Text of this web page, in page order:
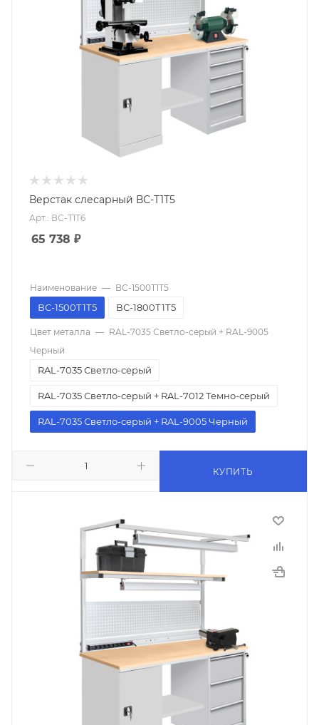
Верстак слесарный ВС-Т1Т5
Арт.: ВС-Т1Т6
65 738 ₽
КУПИТЬ
Наименование — ВС-1500Т1Т5
ВС-1500Т1Т5 ВС-1800Т1Т5
Цвет металла — RAL-7035 Светло-серый + RAL-9005
Черный
RAL-7035 Светло-серый
RAL-7035 Светло-серый + RAL-7012 Темно-серый
RAL-7035 Светло-серый + RAL-9005 Черный